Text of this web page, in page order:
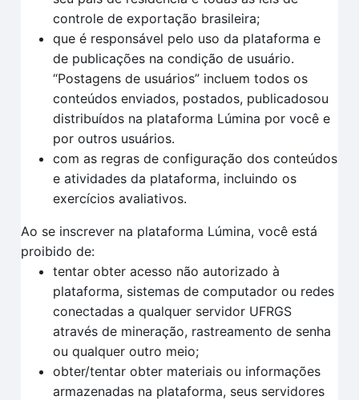
controle de exportação brasileira;
que é responsável pelo uso da plataforma e
de publicações na condição de usuário.
“Postagens de usuários” incluem todos os
conteúdos enviados, postados, publicadosou
distribuídos na plataforma Lúmina por você e
por outros usuários.
com as regras de configuração dos conteúdos
e atividades da plataforma, incluindo os
exercícios avaliativos.
Ao se inscrever na plataforma Lúmina, você está
proibido de:
tentar obter acesso não autorizado à
plataforma, sistemas de computador ou redes
conectadas a qualquer servidor UFRGS
através de mineração, rastreamento de senha
ou qualquer outro meio;
obter/tentar obter materiais ou informações
armazenadas na plataforma, seus servidores